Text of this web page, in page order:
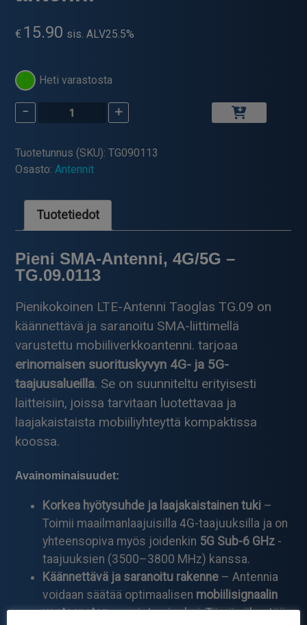
€ 15.90 sis. ALV25.5%
Heti varastosta
-
TG.09
-
4G/5G
SMA-
määrä
+
Tuotetunnus (SKU):TG090113
Osasto:Antennit
Tuotetiedot
Pieni SMA-Antenni, 4G/5G –
TG.09.0113
Pienikokoinen LTE-Antenni Taoglas TG.09 on
käännettävä ja saranoitu SMA-liittimellä
varustettu mobiiliverkkoantenni. tarjoaa
erinomaisen suorituskyvyn 4G- ja 5G-
taajuusalueilla. Se on suunniteltu erityisesti
laitteisiin, joissa tarvitaan luotettavaa ja
laajakaistaista mobiiliyhteyttä kompaktissa
koossa.
Avainominaisuudet:
Korkea hyötysuhde ja laajakaistainen tuki –
Toimii maailmanlaajuisilla 4G-taajuuksilla ja on
yhteensopiva myös joidenkin 5G Sub-6 GHz -
taajuuksien (3500–3800 MHz) kanssa.
Käännettävä ja saranoitu rakenne – Antennia
voidaan säätää optimaalisen mobiilisignaalin
vastaanotonvarmistamiseksi. Tämä vähentää